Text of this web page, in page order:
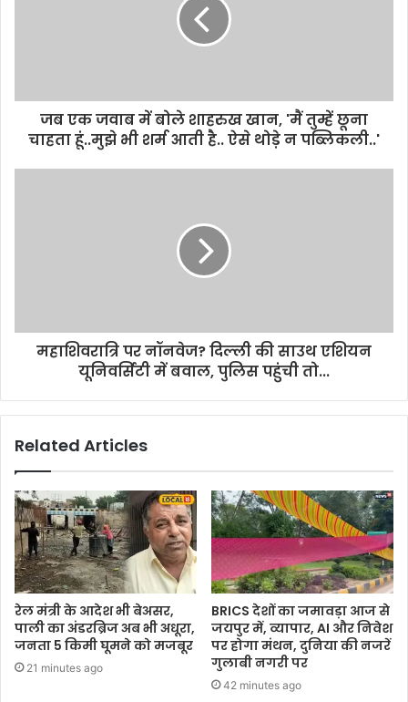
जब एक जवाब में बोले शाहरुख खान, 'मैं तुम्हें छूना
चाहता हूं..मुझे भी शर्म आती है.. ऐसे थोड़े न पब्लिकली..'
महाशिवरात्रि पर नॉनवेज? दिल्ली की साउथ एशियन
यूनिवर्सिटी में बवाल, पुलिस पहुंची तो...
Related Articles
रेल मंत्री के आदेश भी बेअसर,
पाली का अंडरब्रिज अब भी अधूरा,
जनता 5 किमी घूमने को मजबूर
21 minutes ago
BRICS देशों का जमावड़ा आज से
जयपुर में, व्यापार, AI और निवेश
पर होगा मंथन, दुनिया की नजरें
गुलाबी नगरी पर
42 minutes ago